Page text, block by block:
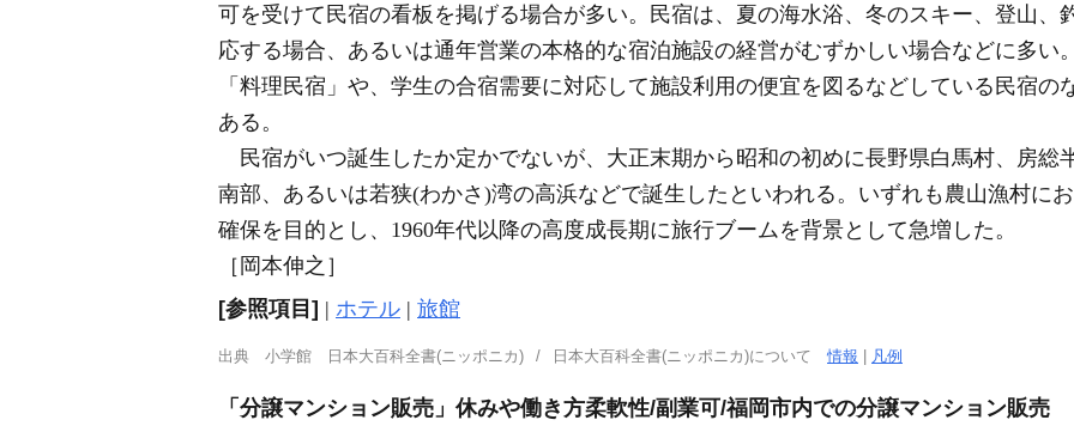
可を受けて民宿の看板を掲げる場合が多い。民宿は、夏の海水浴、冬のスキー、登山、
応する場合、あるいは通年営業の本格的な宿泊施設の経営がむずかしい場合などに多い
「料理民宿」や、学生の合宿需要に対応して施設利用の便宜を図るなどしている民宿
ある。
民宿がいつ誕生したか定かでないが、大正末期から昭和の初めに長野県白馬村、房総
南部、あるいは若狭(わかさ)湾の高浜などで誕生したといわれる。いずれも農山漁村に
確保を目的とし、1960年代以降の高度成長期に旅行ブームを背景として急増した。
［岡本伸之］
[参照項目] | ホテル | 旅館
出典 小学館 日本大百科全書(ニッポニカ) 日本大百科全書(ニッポニカ)について情報 | 凡例
「分譲マンション販売」休みや働き方柔軟性/副業可/福岡市内での分譲マンション販売